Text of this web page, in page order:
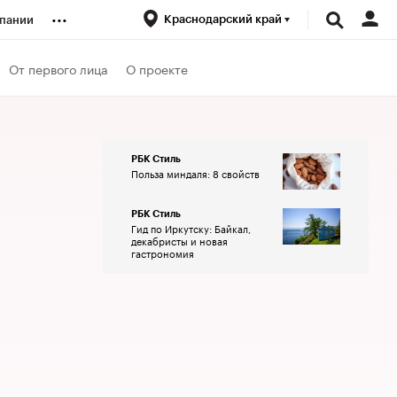
... Краснодарский край
От первого лица О проекте
РБК Стиль
Польза миндаля: 8 свойств
РБК Стиль
Гид по Иркутску: Байкал,
декабристы и новая
гастрономия